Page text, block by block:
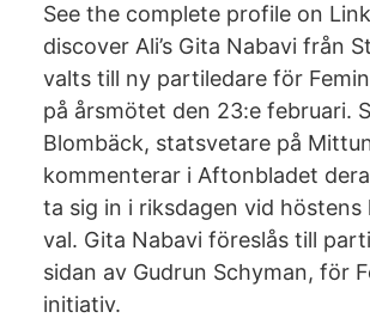
See the complete profile on
discover Ali’s Gita Nabavi från
valts till ny partiledare för
på årsmötet den 23:e februari.
Blombäck, statsvetare på
kommenterar i Aftonbladet
ta sig in i riksdagen vid höstens
val. Gita Nabavi föreslås till
sidan av Gudrun Schyman, för
initiativ.